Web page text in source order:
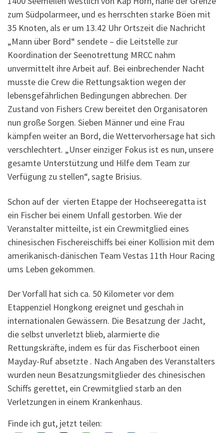
zum Südpolarmeer, und es herrschten starke Böen mit
35 Knoten, als er um 13.42 Uhr Ortszeit die Nachricht
„Mann über Bord“ sendete – die Leitstelle zur
Koordination der Seenotrettung MRCC nahm
unvermittelt ihre Arbeit auf. Bei einbrechender Nacht
musste die Crew die Rettungsaktion wegen der
lebensgefährlichen Bedingungen abbrechen. Der
Zustand von Fishers Crew bereitet den Organisatoren
nun große Sorgen. Sieben Männer und eine Frau
kämpfen weiter an Bord, die Wettervorhersage hat sich
verschlechtert. „Unser einziger Fokus ist es nun, unsere
gesamte Unterstützung und Hilfe dem Team zur
Verfügung zu stellen“, sagte Brisius.
Schon auf der vierten Etappe der Hochseeregatta ist
ein Fischer bei einem Unfall gestorben. Wie der
Veranstalter mitteilte, ist ein Crewmitglied eines
chinesischen Fischereischiffs bei einer Kollision mit dem
amerikanisch-dänischen Team Vestas 11th Hour Racing
ums Leben gekommen.
Der Vorfall hat sich ca. 50 Kilometer vor dem
Etappenziel Hongkong ereignet und geschah in
internationalen Gewässern. Die Besatzung der Jacht,
die selbst unverletzt blieb, alarmierte die
Rettungskräfte, indem es für das Fischerboot einen
Mayday-Ruf absetzte . Nach Angaben des Veranstalters
wurden neun Besatzungsmitglieder des chinesischen
Schiffs gerettet, ein Crewmitglied starb an den
Verletzungen in einem Krankenhaus.
Finde ich gut, jetzt teilen: